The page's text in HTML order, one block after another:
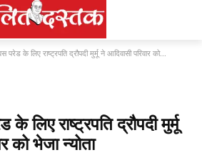
परेड के लिए राष्ट्रपति द्रौपदी मुर्मू ने आदिवासी परिवार को...
लिए राष्ट्रपति द्रौपदी मुर्मू
को भेजा न्योता